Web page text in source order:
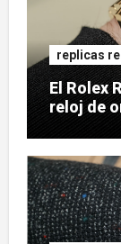
replicas
El Rolex
reloj de